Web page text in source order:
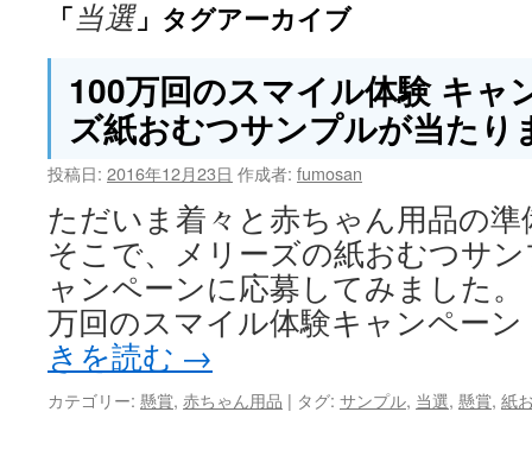
「当選」タグアーカイブ
100万回のスマイル体験 キャ
ズ紙おむつサンプルが当たり
投稿日: 2016年12月23日 作成者: fumosan
ただいま着々と赤ちゃん用品の
そこで、メリーズの紙おむつサ
ャンペーンに応募してみました
万回のスマイル体験キャンペー
きを読む →
カテゴリー: 懸賞, 赤ちゃん用品 | タグ: サンプル, 当選, 懸賞, 紙